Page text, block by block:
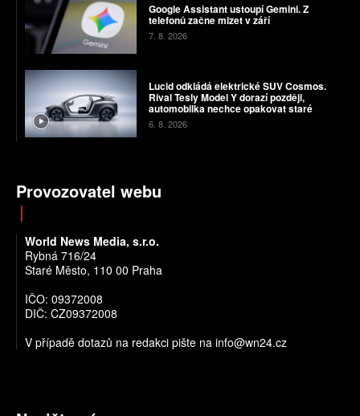
Google Assistant ustoupí Gemini. Z
telefonů začne mizet v září
7. 8. 2026
Lucid odkládá elektrické SUV Cosmos.
Rival Tesly Model Y dorazí později,
automobilka nechce opakovat staré
chyby
6. 8. 2026
Provozovatel webu
World News Media, s.r.o.
Rybná 716/24
Staré Město, 110 00 Praha
IČO: 09372008
DIČ: CZ09372008
V případě dotazů na redakci pište na info@wn24.cz